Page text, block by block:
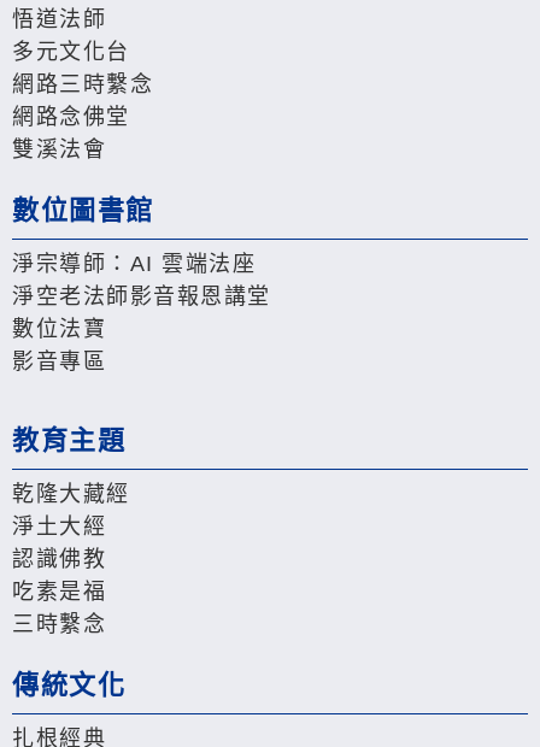
悟道法師
多元文化台
網路三時繫念
網路念佛堂
雙溪法會
數位圖書館
淨宗導師：AI 雲端法座
淨空老法師影音報恩講堂
數位法寶
影音專區
教育主題
乾隆大藏經
淨土大經
認識佛教
吃素是福
三時繫念
傳統文化
扎根經典